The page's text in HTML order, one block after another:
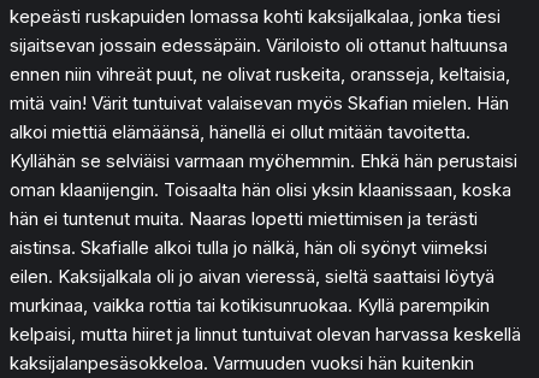
kepeästi ruskapuiden lomassa kohti kaksijalkalaa, jonka tiesi
sijaitsevan jossain edessäpäin. Väriloisto oli ottanut haltuunsa
ennen niin vihreät puut, ne olivat ruskeita, oransseja, keltaisia,
mitä vain! Värit tuntuivat valaisevan myös Skafian mielen. Hän
alkoi miettiä elämäänsä, hänellä ei ollut mitään tavoitetta.
Kyllähän se selviäisi varmaan myöhemmin. Ehkä hän perustaisi
oman klaanijengin. Toisaalta hän olisi yksin klaanissaan, koska
hän ei tuntenut muita. Naaras lopetti miettimisen ja terästi
aistinsa. Skafialle alkoi tulla jo nälkä, hän oli syönyt viimeksi
eilen. Kaksijalkala oli jo aivan vieressä, sieltä saattaisi löytyä
murkinaa, vaikka rottia tai kotikisunruokaa. Kyllä parempikin
kelpaisi, mutta hiiret ja linnut tuntuivat olevan harvassa keskellä
kaksijalanpesäsokkeloa. Varmuuden vuoksi hän kuitenkin